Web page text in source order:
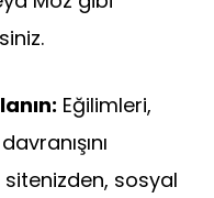
Eğilimleri,
sosyal